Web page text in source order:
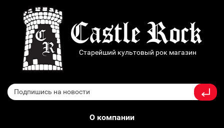
Старейший культовый рок магазин
О компании